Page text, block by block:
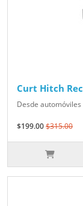
Curt Hitch
Desde
$199.00$315.00